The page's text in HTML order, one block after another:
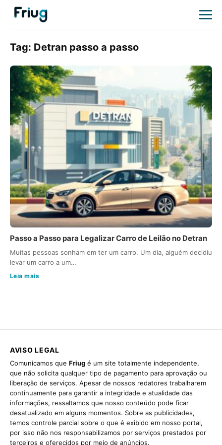
Tag: Detran passo a passo
Passo a Passo para Legalizar Carro de Leilão no Detran
Muitas pessoas sonham em ter um carro. Um dia, alguém decidiu
levar um carro a um…
Leia mais
AVISO LEGAL
Comunicamos que Friug é um site totalmente independente,
que não solicita qualquer tipo de pagamento para aprovação ou
liberação de serviços. Apesar de nossos redatores trabalharem
continuamente para garantir a integridade e atualidade das
informações, ressaltamos que nosso conteúdo pode ficar
desatualizado em alguns momentos. Sobre as publicidades,
temos controle parcial sobre o que é exibido em nosso portal,
por isso não nos responsabilizamos por serviços prestados por
terceiros e oferecidos por meio de anúncios.